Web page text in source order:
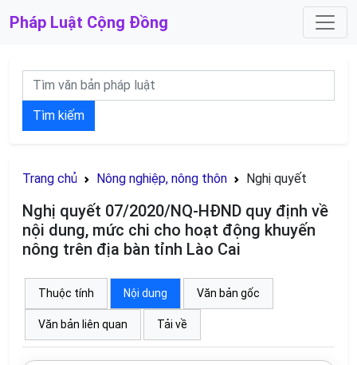
Pháp Luật Cộng Đồng
Tìm kiếm
Trang chủ Nông nghiệp, nông thôn Nghị quyết
Nghị quyết 07/2020/NQ-HĐND quy định về
nội dung, mức chi cho hoạt động khuyến
nông trên địa bàn tỉnh Lào Cai
Thuộc tính Nội dung Văn bản gốc
Văn bản liên quan Tải về